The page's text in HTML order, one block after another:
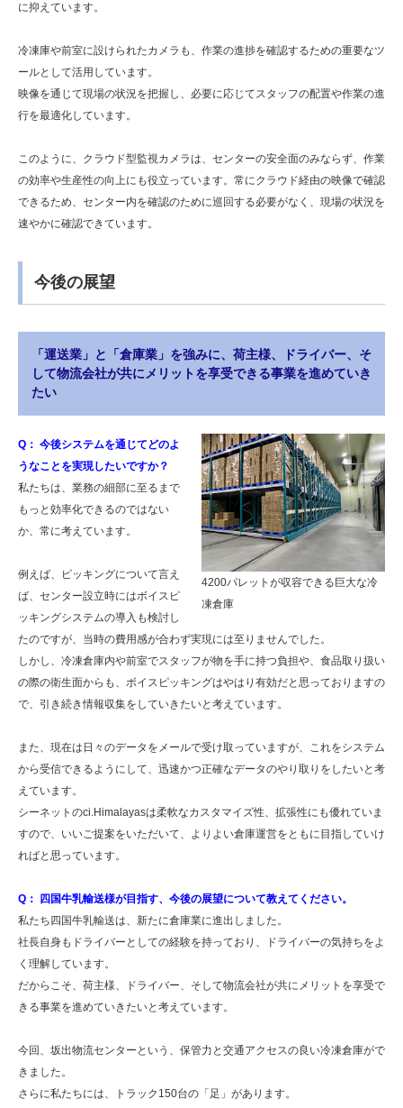
に抑えています。
冷凍庫や前室に設けられたカメラも、作業の進捗を確認するための重要なツ
ールとして活用しています。
映像を通じて現場の状況を把握し、必要に応じてスタッフの配置や作業の進
行を最適化しています。
このように、クラウド型監視カメラは、センターの安全面のみならず、作業
の効率や生産性の向上にも役立っています。常にクラウド経由の映像で確認
できるため、センター内を確認のために巡回する必要がなく、現場の状況を
速やかに確認できています。
今後の展望
「運送業」と「倉庫業」を強みに、荷主様、ドライバー、そ
して物流会社が共にメリットを享受できる事業を進めていき
たい
4200パレットが収容できる巨大な冷
凍倉庫
Q： 今後システムを通じてどのよ
うなことを実現したいですか？
私たちは、業務の細部に至るまで
もっと効率化できるのではない
か、常に考えています。
例えば、ピッキングについて言え
ば、センター設立時にはボイスピ
ッキングシステムの導入も検討し
たのですが、当時の費用感が合わず実現には至りませんでした。
しかし、冷凍倉庫内や前室でスタッフが物を手に持つ負担や、食品取り扱い
の際の衛生面からも、ボイスピッキングはやはり有効だと思っておりますの
で、引き続き情報収集をしていきたいと考えています。
また、現在は日々のデータをメールで受け取っていますが、これをシステム
から受信できるようにして、迅速かつ正確なデータのやり取りをしたいと考
えています。
シーネットのci.Himalayasは柔軟なカスタマイズ性、拡張性にも優れていま
すので、いいご提案をいただいて、よりよい倉庫運営をともに目指していけ
ればと思っています。
Q： 四国牛乳輸送様が目指す、今後の展望について教えてください。
私たち四国牛乳輸送は、新たに倉庫業に進出しました。
社長自身もドライバーとしての経験を持っており、ドライバーの気持ちをよ
く理解しています。
だからこそ、荷主様、ドライバー、そして物流会社が共にメリットを享受で
きる事業を進めていきたいと考えています。
今回、坂出物流センターという、保管力と交通アクセスの良い冷凍倉庫がで
きました。
さらに私たちには、トラック150台の「足」があります。